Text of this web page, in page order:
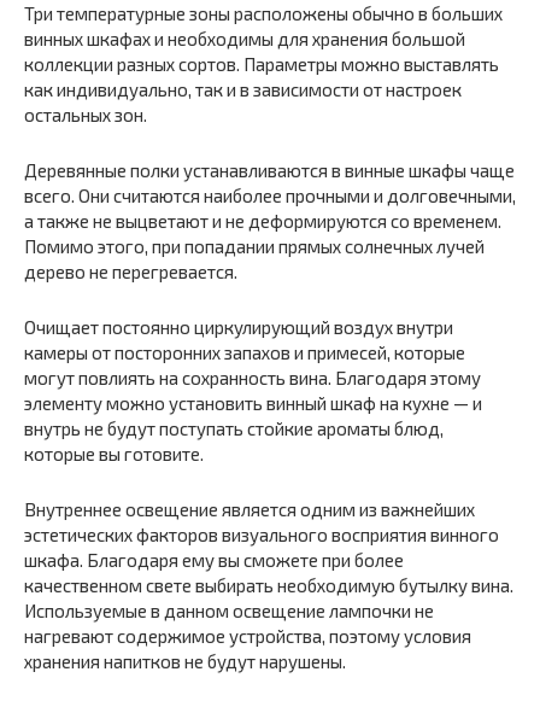
Три температурные зоны расположены обычно в больших
винных шкафах и необходимы для хранения большой
коллекции разных сортов. Параметры можно выставлять
как индивидуально, так и в зависимости от настроек
остальных зон.
Деревянные полки устанавливаются в винные шкафы чаще
всего. Они считаются наиболее прочными и долговечными,
а также не выцветают и не деформируются со временем.
Помимо этого, при попадании прямых солнечных лучей
дерево не перегревается.
Очищает постоянно циркулирующий воздух внутри
камеры от посторонних запахов и примесей, которые
могут повлиять на сохранность вина. Благодаря этому
элементу можно установить винный шкаф на кухне — и
внутрь не будут поступать стойкие ароматы блюд,
которые вы готовите.
Внутреннее освещение является одним из важнейших
эстетических факторов визуального восприятия винного
шкафа. Благодаря ему вы сможете при более
качественном свете выбирать необходимую бутылку вина.
Используемые в данном освещение лампочки не
нагревают содержимое устройства, поэтому условия
хранения напитков не будут нарушены.